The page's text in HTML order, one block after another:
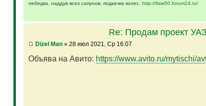
лебедка, наддув всех сапунов, подкачка колес. http://ifaw50.forum24.ru/
Re: Продам проект
Dizel Man» 28 июл 2021, Ср 16:07
Объява на Авито: https://www.avito.ru/mytischi/